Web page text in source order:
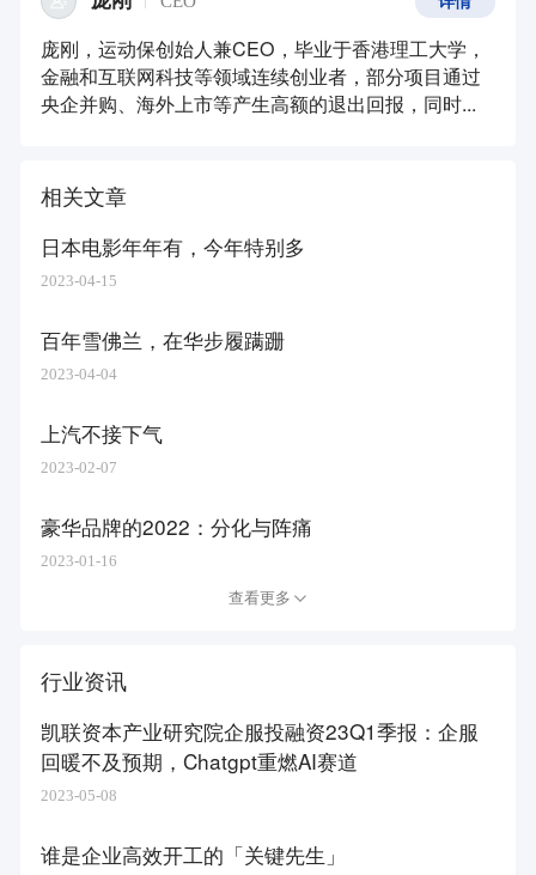
庞刚，运动保创始人兼CEO，毕业于香港理工大学，
金融和互联网科技等领域连续创业者，部分项目通过
央企并购、海外上市等产生高额的退出回报，同时...
相关文章
日本电影年年有，今年特别多
2023-04-15
百年雪佛兰，在华步履蹒跚
2023-04-04
上汽不接下气
2023-02-07
豪华品牌的2022：分化与阵痛
2023-01-16
查看更多
行业资讯
凯联资本产业研究院企服投融资23Q1季报：企服
回暖不及预期，Chatgpt重燃AI赛道
2023-05-08
谁是企业高效开工的「关键先生」​